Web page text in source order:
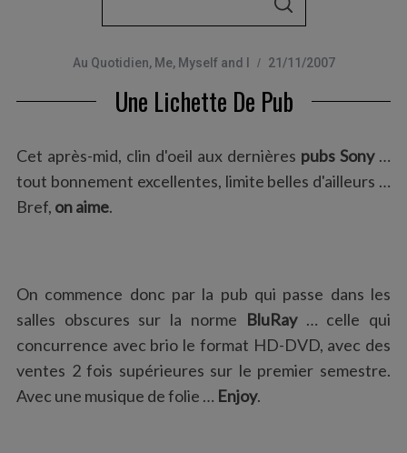
r
f
S
C
H
Au Quotidien, Me, Myself and I 21/11/2007
Une Lichette De Pub
Cet après-mid, clin d'oeil aux dernières pubs Sony…
tout bonnement excellentes, limite belles d'ailleurs …
Bref, on aime.
On commence donc par la pub qui passe dans les
salles obscures sur la norme BluRay… celle qui
concurrence avec brio le format HD-DVD, avec des
ventes 2 fois supérieures sur le premier semestre.
Avec une musique de folie … Enjoy.